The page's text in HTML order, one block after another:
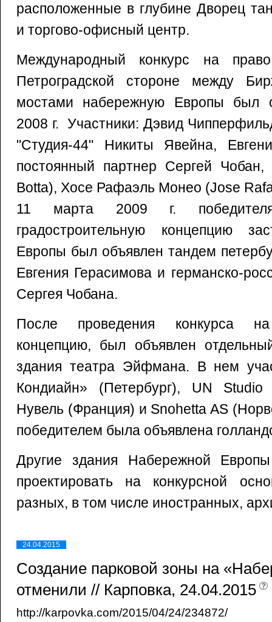
расположенные в глубине Дворец
и торгово-офисный центр.
Международный конкурс на
Петроградской стороне между
мостами набережную Европы был
2008 г. Участники: Дэвид
"Студия-44" Никиты Явейна,
постоянный партнер Сергей
Botta), Хосе Рафаэль Монео (Jose
11 марта 2009 г.
градостроительную концепцию
Европы был объявлен тандем
Евгения Герасимова и германско-
Сергея Чобана.
После проведения конкурса на
концепцию, был объявлен
здания театра Эйфмана. В нем
Кондиайн» (Петербург), UN
Нувель (Франция) и Snohetta AS
победителем была объявлена
Другие здания Набережной
проектировать на конкурсной
разных, в том числе иностранных,
24.04.2015
Создание парковой зоны на
отменили // Карповка, 24.04.2015
http://karpovka.com/2015/04/24/234872/